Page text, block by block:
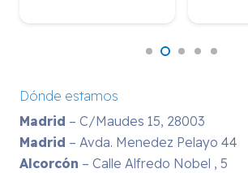
Dónde estamos
Madrid – C/Maudes 15, 28003
Madrid – Avda. Menedez Pelayo 44
Alcorcón – Calle Alfredo Nobel , 5